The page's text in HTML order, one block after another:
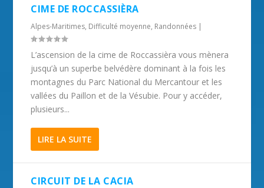
CIME DE ROCCASSIÈRA
Alpes-Maritimes, Difficulté moyenne, Randonnées |
L’ascension de la cime de Roccassièra vous mènera
jusqu’à un superbe belvédère dominant à la fois les
montagnes du Parc National du Mercantour et les
vallées du Paillon et de la Vésubie. Pour y accéder,
plusieurs...
LIRE LA SUITE
CIRCUIT DE LA CACIA